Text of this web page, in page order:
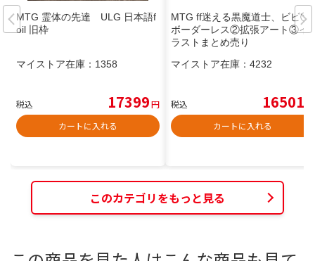
MTG 霊体の先達 ULG 日本語f
oil 旧枠
マイストア在庫： 1358
税込 17399円
カートに入れる
MTG ff迷える黒魔道士、ビビ①
ボーダーレス②拡張アート③イ
ラストまとめ売り
マイストア在庫： 4232
税込 16501
カートに入れる
このカテゴリをもっと見る